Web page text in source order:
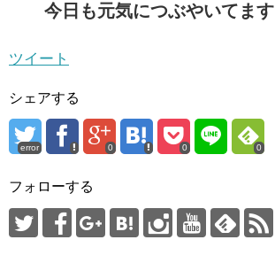
今日も元気につぶやいてます
ツイート
シェアする
error 0 0 0
フォローする